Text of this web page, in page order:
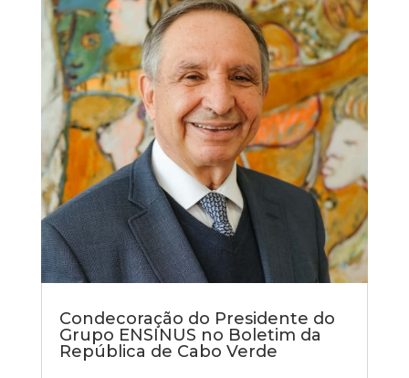
Condecoração do Presidente do
Grupo ENSINUS no Boletim da
República de Cabo Verde